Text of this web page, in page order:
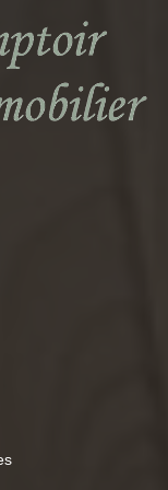
maison en
à l'étage et
propriété
prestations de